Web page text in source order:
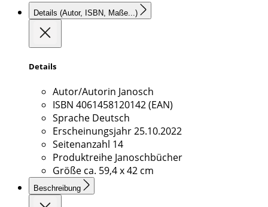
Details (Autor, ISBN, Maße...)
Details
Autor/Autorin Janosch
ISBN 4061458120142 (EAN)
Sprache Deutsch
Erscheinungsjahr25.10.2022
Seitenanzahl 14
Produktreihe Janoschbücher
Größe ca. 59,4 x 42 cm
Beschreibung